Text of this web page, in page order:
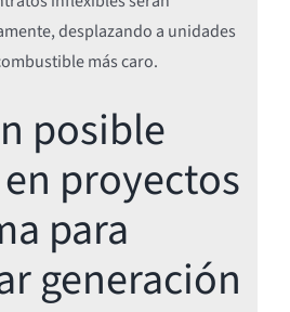
desplazando a unidades
más caro.
posible
proyectos
para
generación